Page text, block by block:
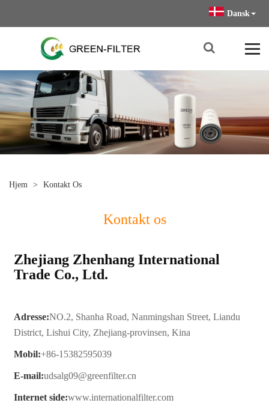
Dansk
Hjem > Kontakt Os
Kontakt os
Zhejiang Zhenhang International
Trade Co., Ltd.
Adresse:NO.2, Shanha Road, Nanmingshan Street, Liandu
District, Lishui City, Zhejiang-provinsen, Kina
Mobil:+86-15382595039
E-mail:udsalg09@greenfilter.cn
Internet side:www.internationalfilter.com